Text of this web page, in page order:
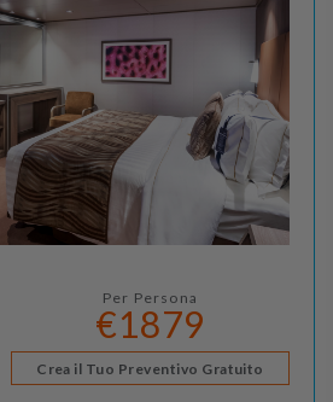
Per Persona
€1879
Crea il Tuo Preventivo Gratuito